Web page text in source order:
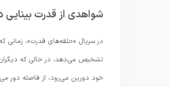
شواهدی از قدرت بینایی
در سریال «حلقه‌های قدرت»، زمانی
تشخیص می‌دهد، در حالی که دیگران
خود دورین می‌رود، از فاصله دور